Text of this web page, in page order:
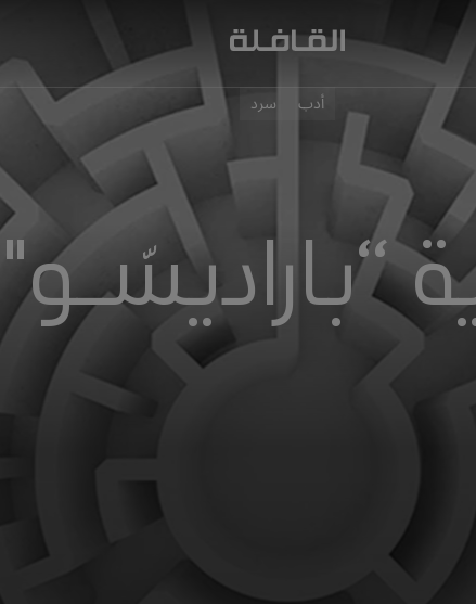
أدب سرد
“باراديسّـو"